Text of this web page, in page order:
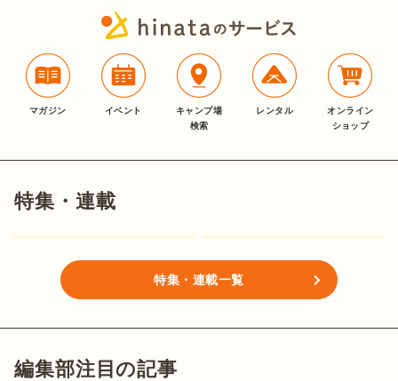
マガジン イベント
キャンプ場
検索
レンタル
オンライン
ショップ
特集・連載
特集・連載一覧
編集部注目の記事